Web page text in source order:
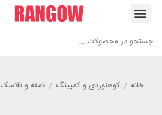
خانه/ کوهنوردی و کمپینگ/ قمقه و فلاسک/